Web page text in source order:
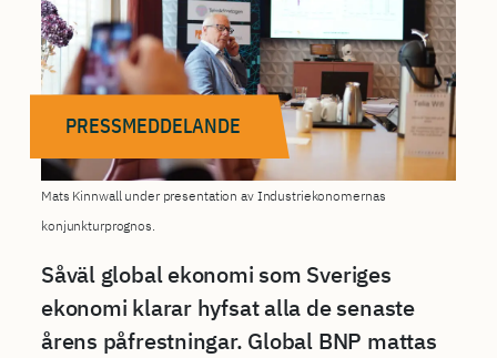
PRESSMEDDELANDE
Mats Kinnwall under presentation av Industriekonomernas
konjunkturprognos.
Såväl global ekonomi som Sveriges
ekonomi klarar hyfsat alla de senaste
årens påfrestningar. Global BNP mattas